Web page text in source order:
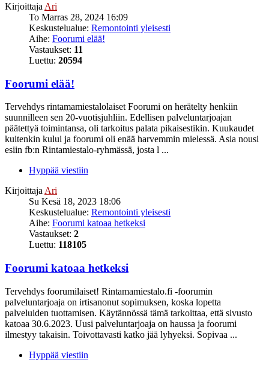
Kirjoittaja Ari
To Marras 28, 2024 16:09
Keskustelualue: Remontointi yleisesti
Aihe: Foorumi elää!
Vastaukset: 11
Luettu: 20594
Foorumi elää!
Tervehdys rintamamiestalolaiset Foorumi on herätelty henkiin
suunnilleen sen 20-vuotisjuhliin. Edellisen palveluntarjoajan
päätettyä toimintansa, oli tarkoitus palata pikaisestikin. Kuukaudet
kuitenkin kului ja foorumi oli enää harvemmin mielessä. Asia nousi
esiin fb:n Rintamiestalo-ryhmässä, josta l ...
Hyppää viestiin
Kirjoittaja Ari
Su Kesä 18, 2023 18:06
Keskustelualue: Remontointi yleisesti
Aihe: Foorumi katoaa hetkeksi
Vastaukset: 2
Luettu: 118105
Foorumi katoaa hetkeksi
Tervehdys foorumilaiset! Rintamamiestalo.fi -foorumin
palveluntarjoaja on irtisanonut sopimuksen, koska lopetta
palveluiden tuottamisen. Käytännössä tämä tarkoittaa, että sivusto
katoaa 30.6.2023. Uusi palveluntarjoaja on haussa ja foorumi
ilmestyy takaisin. Toivottavasti katko jää lyhyeksi. Sopivaa ...
Hyppää viestiin